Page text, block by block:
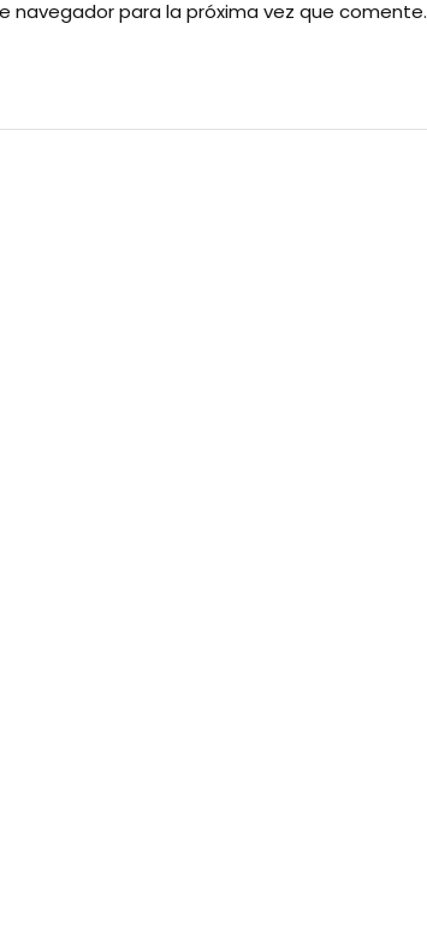
navegador para la próxima vez que comente.